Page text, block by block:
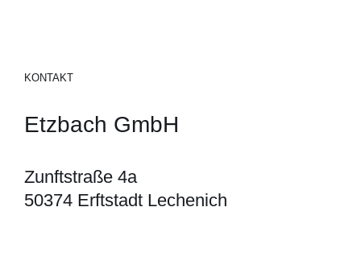
KONTAKT
Etzbach GmbH
Zunftstraße 4a
50374 Erftstadt Lechenich